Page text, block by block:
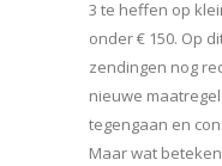
3 te heffen op
onder € 150. Op
zendingen nog
nieuwe
tegengaan en
Maar wat